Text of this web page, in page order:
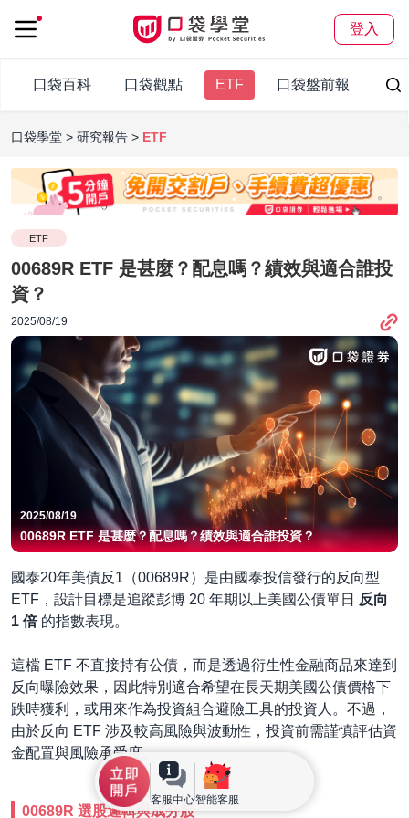
登入
客服中心智能客服
口袋百科 口袋觀點 ETF 口袋盤前報
口袋學堂 研究報告 ETF
ETF
00689R ETF 是甚麼？配息嗎？績效與適合誰投
資？
2025/08/19
2025/08/19
00689R ETF 是甚麼？配息嗎？績效與適合誰投資？
國泰20年美債反1（00689R）是由國泰投信發行的反向型
ETF，設計目標是追蹤彭博 20 年期以上美國公債單日 反向
1 倍的指數表現。
這檔 ETF 不直接持有公債，而是透過衍生性金融商品來達到
反向曝險效果，因此特別適合希望在長天期美國公債價格下
跌時獲利，或用來作為投資組合避險工具的投資人。不過，
由於反向 ETF 涉及較高風險與波動性，投資前需謹慎評估資
金配置與風險承受度。
00689R 選股邏輯與成分股